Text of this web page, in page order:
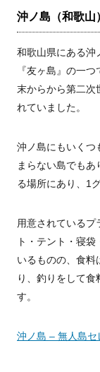
沖ノ島（和歌山
和歌山県にある沖
『友ヶ島』の一
末からから第二次
れていました。
沖ノ島にもいくつ
まらない島でも
る場所にあり、1
用意されているプ
ト・テント・寝
いるものの、食料
り、釣りをして
す。
沖ノ島 – 無人島セ